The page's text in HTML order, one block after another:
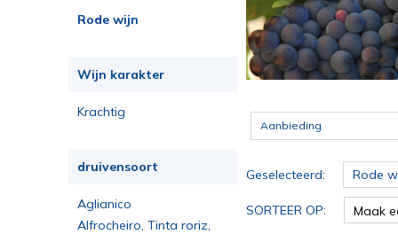
Rode wijn
Wijn karakter
Krachtig
druivensoort
Aglianico
Alfrocheiro, Tinta roriz,
Aanbieding
Geselecteerd: Rode
SORTEER OP: Maak